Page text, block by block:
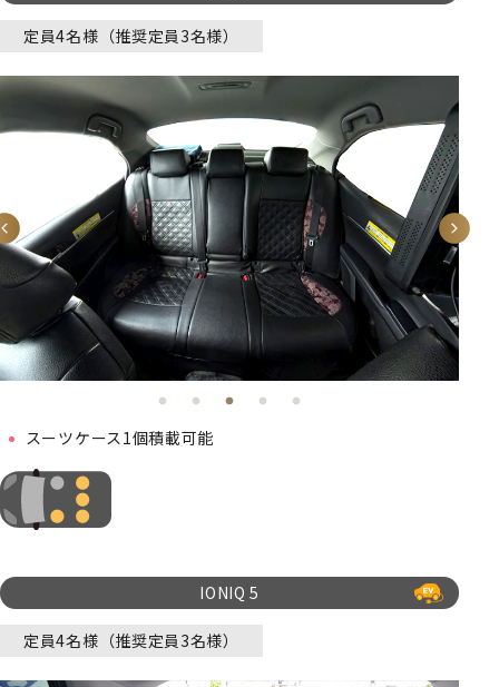
定員4名様（推奨定員3名様）
スーツケース1個積載可能
IONIQ 5
定員4名様（推奨定員3名様）